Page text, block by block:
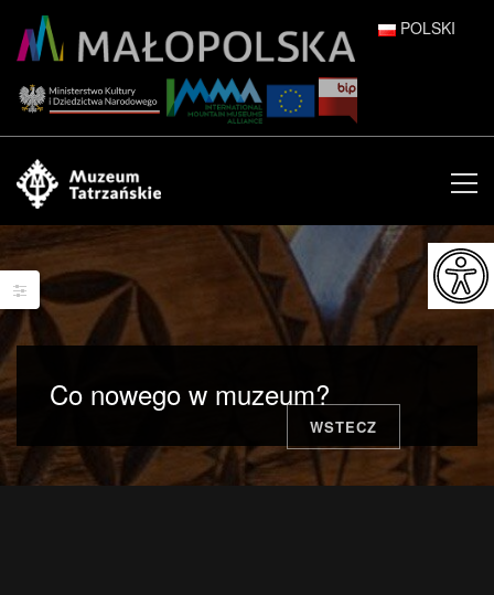
POLSKI
ENGLISH
ESPAÑOL
FRANÇAIS
ITALIANO
日本語
Co nowego w muzeum?
WSTECZ